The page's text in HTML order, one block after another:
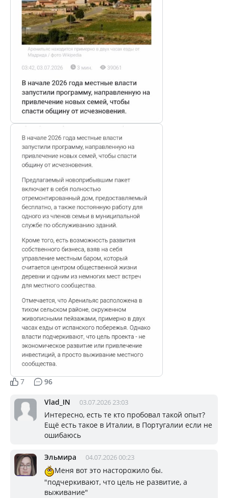
7 96
Vlad_IN 03.07.2026 23:03
Интересно, есть те кто пробовал такой опыт?
Ещё есть такое в Италии, в Португалии если не
ошибаюсь
Эльмира 04.07.2026 00:23
Меня вот это насторожило бы.
"подчеркивают, что цель не развитие, а
выживание"